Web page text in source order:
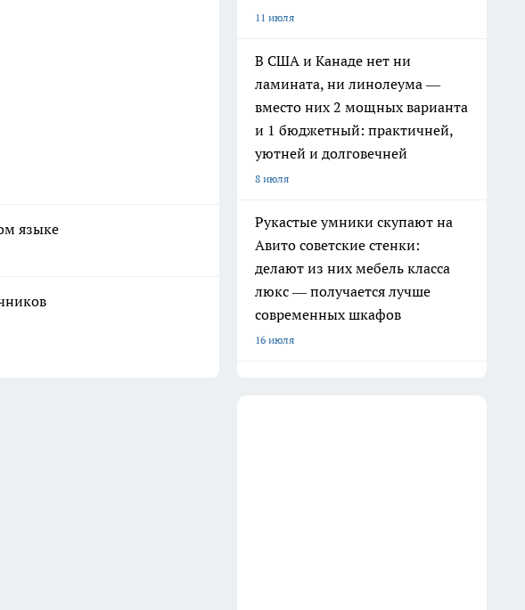
языке
11 июля
В США и Канаде нет ни
ламината, ни линолеума —
вместо них 2 мощных варианта
и 1 бюджетный: практичней,
уютней и долговечней
8 июля
Рукастые умники скупают на
Авито советские стенки:
делают из них мебель класса
люкс — получается лучше
современных шкафов
16 июля